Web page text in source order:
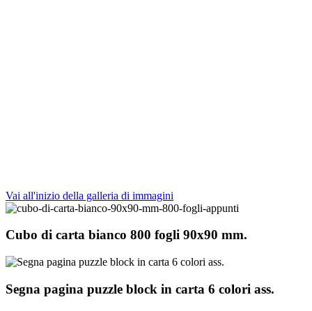
Vai all'inizio della galleria di immagini
Cubo di carta bianco 800 fogli 90x90 mm.
Segna pagina puzzle block in carta 6 colori ass.